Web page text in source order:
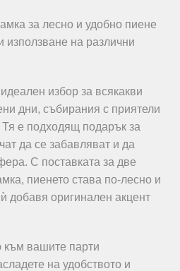
за лесно и удобно пиене
използване на различни
избор за всякакви
дни, събирания с приятели
е подходящ подарък за
да се забавляват и да
С поставката за две
пиенето става по-лесно и
добавя оригинален акцент
към вашите парти
на удобството и